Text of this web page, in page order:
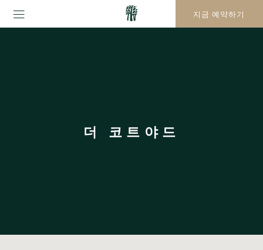
지금 예약하기
더 코트야드